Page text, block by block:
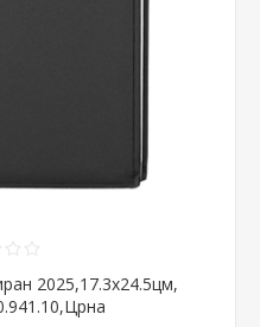
2025,17.3x24.5цм,